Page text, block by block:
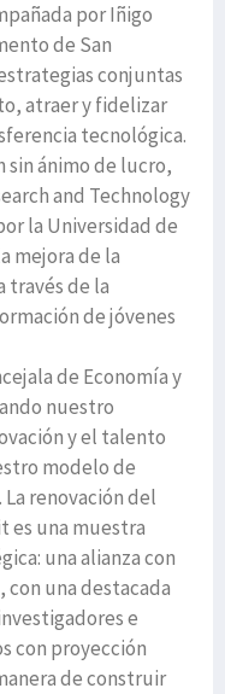
por Iñigo
de San
conjuntas
atraer y fidelizar
tecnológica.
sin ánimo de lucro,
and Technology
la Universidad de
mejora de la
través de la
de jóvenes
de Economía y
nuestro
y el talento
modelo de
renovación del
es una muestra
una alianza con
una destacada
e
con proyección
de construir